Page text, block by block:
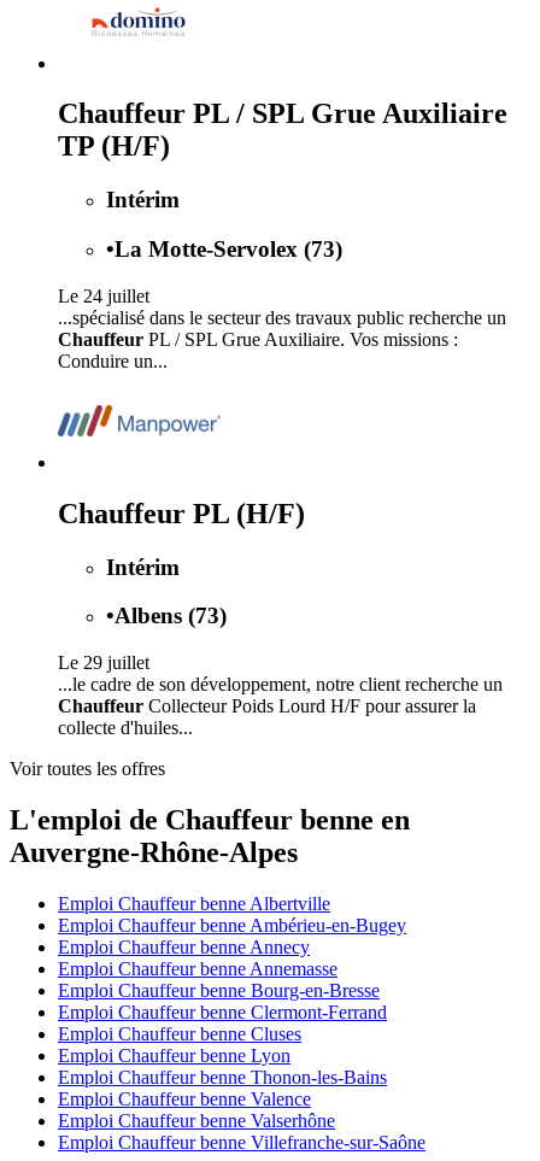
Chauffeur PL / SPL Grue Auxiliaire
TP (H/F)
Intérim
•La Motte-Servolex (73)
Le 24 juillet
...spécialisé dans le secteur des travaux public recherche un
Chauffeur PL / SPL Grue Auxiliaire. Vos missions :
Conduire un...
Chauffeur PL (H/F)
Intérim
•Albens (73)
Le 29 juillet
...le cadre de son développement, notre client recherche un
Chauffeur Collecteur Poids Lourd H/F pour assurer la
collecte d'huiles...
Voir toutes les offres
L'emploi de Chauffeur benne en
Auvergne-Rhône-Alpes
Emploi Chauffeur benne Albertville
Emploi Chauffeur benne Ambérieu-en-Bugey
Emploi Chauffeur benne Annecy
Emploi Chauffeur benne Annemasse
Emploi Chauffeur benne Bourg-en-Bresse
Emploi Chauffeur benne Clermont-Ferrand
Emploi Chauffeur benne Cluses
Emploi Chauffeur benne Lyon
Emploi Chauffeur benne Thonon-les-Bains
Emploi Chauffeur benne Valence
Emploi Chauffeur benne Valserhône
Emploi Chauffeur benne Villefranche-sur-Saône